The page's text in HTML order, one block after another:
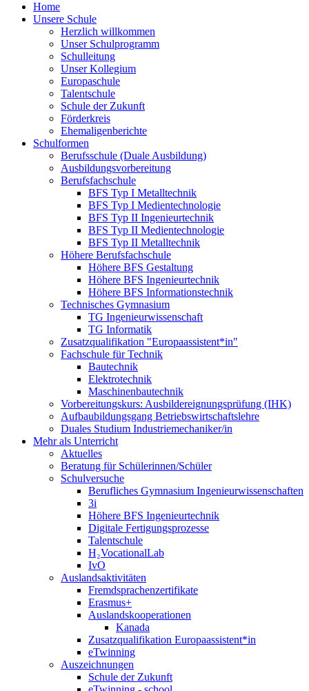
Home
Unsere Schule
Herzlich willkommen
Unser Schulprogramm
Schulleitung
Unser Kollegium
Europaschule
Talentschule
Schule der Zukunft
Förderkreis
Ehemaligenberichte
Schulformen
Berufsschule (Duale Ausbildung)
Ausbildungsvorbereitung
Berufsfachschule
BFS Typ I Metalltechnik
BFS Typ I Medientechnologie
BFS Typ II Ingenieurtechnik
BFS Typ II Medientechnologie
BFS Typ II Metalltechnik
Höhere Berufsfachschule
Höhere BFS Gestaltung
Höhere BFS Ingenieurtechnik
Höhere BFS Informationstechnik
Technisches Gymnasium
TG Ingenieurwissenschaft
TG Informatik
Zusatzqualifikation "Europaassistent*in"
Fachschule für Technik
Bautechnik
Elektrotechnik
Maschinenbautechnik
Vorbereitungskurs: Ausbildereignungsprüfung (IHK)
Aufbaubildungsgang Betriebswirtschaftslehre
Duales Studium Industriemechaniker/in
Mehr als Unterricht
Aktuelles
Beratung für Schülerinnen/Schüler
Schulversuche
Berufliches Gymnasium Ingenieurwissenschaften
3i
Höhere BFS Ingenieurtechnik
Digitale Fertigungsprozesse
Talentschule
H₂VocationalLab
IvO
Auslandsaktivitäten
Fremdsprachenzertifikate
Erasmus+
Auslandskooperationen
Kanada
Zusatzqualifikation Europaassistent*in
eTwinning
Auszeichnungen
Schule der Zukunft